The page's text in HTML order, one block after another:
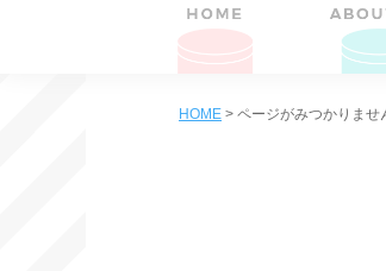
HOME > ページがみつかりませ